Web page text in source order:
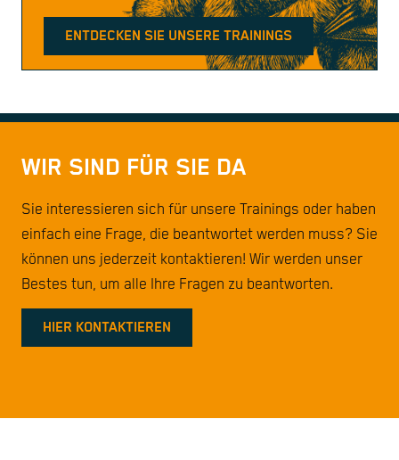
ENTDECKEN SIE UNSERE TRAININGS
WIR SIND FÜR SIE DA
Sie interessieren sich für unsere Trainings oder haben
einfach eine Frage, die beantwortet werden muss? Sie
können uns jederzeit kontaktieren! Wir werden unser
Bestes tun, um alle Ihre Fragen zu beantworten.
HIER KONTAKTIEREN